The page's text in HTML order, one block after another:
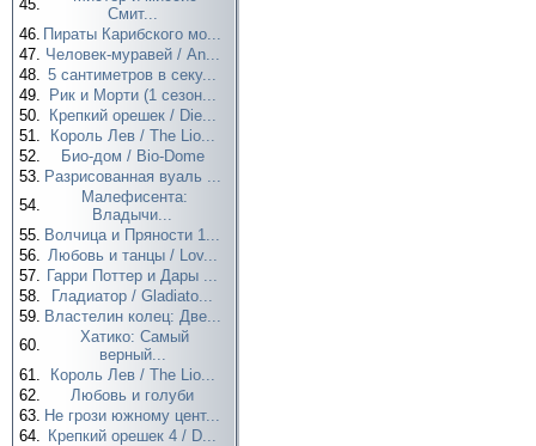
45.
Смит...
46. Пираты Карибского мо...
47. Человек-муравей / An...
48. 5 сантиметров в секу...
49.
Рик и Морти (1 сезон...
50.
Крепкий орешек / Die...
51.
Король Лев / The Lio...
52.
Био-дом / Bio-Dome
53. Разрисованная вуаль ...
54.
Малефисента:
Владычи...
55. Волчица и Пряности 1...
56. Любовь и танцы / Lov...
57. Гарри Поттер и Дары ...
58.
Гладиатор / Gladiato...
59. Властелин колец: Две...
60.
Хатико: Самый
верный...
61.
Король Лев / The Lio...
62.
Любовь и голуби
63. Не грози южному цент...
64. Крепкий орешек 4 / D...